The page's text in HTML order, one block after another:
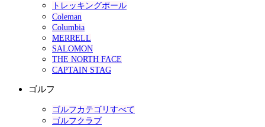
トレッキングポール
Coleman
Columbia
MERRELL
SALOMON
THE NORTH FACE
CAPTAIN STAG
ゴルフ
ゴルフカテゴリすべて
ゴルフクラブ